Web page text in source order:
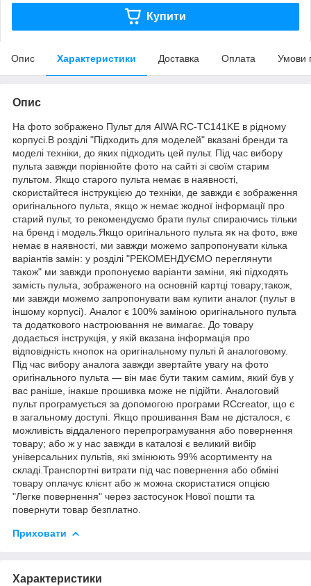
Купити
Опис Характеристики Доставка Оплата Умови
Опис
На фото зображено Пульт для AIWA RC-TC141KE в рідному
корпусі.В розділі "Підходить для моделей" вказані бренди та
моделі техніки, до яких підходить цей пульт. Під час вибору
пульта завжди порівнюйте фото на сайті зі своїм старим
пультом. Якщо старого пульта немає в наявності,
скористайтеся інструкцією до техніки, де завжди є зображення
оригінального пульта, якщо ж немає жодної інформації про
старий пульт, то рекомендуємо брати пульт спираючись тільки
на бренд і модель.Якщо оригінального пульта як на фото, вже
немає в наявності, ми завжди можемо запропонувати кілька
варіантів замін: у розділі "РЕКОМЕНДУЄМО переглянути
також" ми завжди пропонуємо варіанти заміни, які підходять
замість пульта, зображеного на основній картці товару;також,
ми завжди можемо запропонувати вам купити аналог (пульт в
іншому корпусі). Аналог є 100% заміною оригінального пульта
та додаткового настроювання не вимагає. До товару
додається інструкція, у якій вказана інформація про
відповідність кнопок на оригінальному пульті й аналоговому.
Під час вибору аналога завжди звертайте увагу на фото
оригінального пульта — він має бути таким самим, який був у
вас раніше, інакше прошивка може не підійти. Аналоговий
пульт програмується за допомогою програми RCcreator, що є
в загальному доступі. Якщо прошивання Вам не дісталося, є
можливість віддаленого перепрограмування або повернення
товару; або ж у нас завжди в каталозі є великий вибір
універсальних пультів, які змінюють 99% асортименту на
складі.Транспортні витрати під час повернення або обміні
товару оплачує клієнт або ж можна скористатися опцією
"Легке повернення" через застосунок Нової пошти та
повернути товар безплатно.
Приховати
Характеристики